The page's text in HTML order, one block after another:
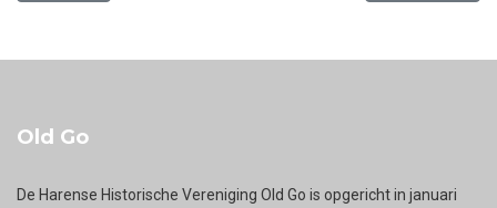
Old Go
De Harense Historische Vereniging Old Go is opgericht in januari